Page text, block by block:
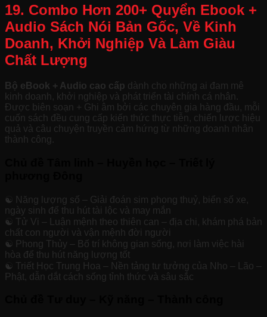
19. Combo Hơn 200+ Quyển Ebook +
Audio Sách Nói Bản Gốc, Về Kinh
Doanh, Khởi Nghiệp Và Làm Giàu
Chất Lượng
Bộ eBook + Audio cao cấp dành cho những ai đam mê
kinh doanh, khởi nghiệp và phát triển tài chính cá nhân.
Được biên soạn + Ghi âm bởi các chuyên gia hàng đầu, mỗi
cuốn sách đều cung cấp kiến thức thực tiễn, chiến lược hiệu
quả và câu chuyện truyền cảm hứng từ những doanh nhân
thành công.
☯️ Năng lượng số – Giải đoán sim phong thuỷ, biển số xe,
ngày sinh để thu hút tài lộc và may mắn
☯️ Tử Vi – Luận mệnh theo thiên can – địa chi, khám phá bản
chất con người và vận mệnh đời người
☯️ Phong Thủy – Bố trí không gian sống, nơi làm việc hài
hòa để thu hút năng lượng tốt
☯️ Triết Học Trung Hoa – Nền tảng tư tưởng của Nho – Lão –
Phật, dẫn dắt cách sống tỉnh thức và sâu sắc